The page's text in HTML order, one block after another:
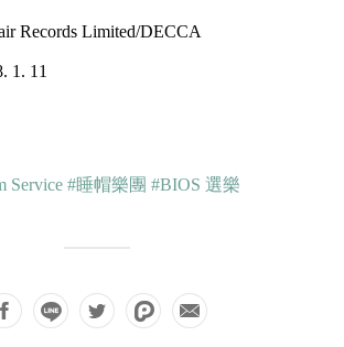
Records Limited/DECCA
1. 11
Service #睡帽樂團 #BIOS 選樂